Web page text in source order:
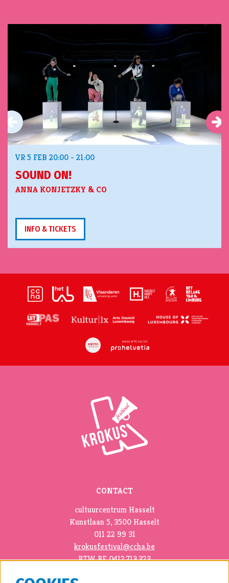
SOUND ON!
ANNA KONJETZKY & CO
VR 5 FEB 20:00 - 21:00
INFO & TICKETS
CONTACT
cultuurcentrum Hasselt
Kunstlaan 5, 3500 Hasselt
011 22 99 31
krokusfestival@ccha.be
BTW BE 0412.713.323